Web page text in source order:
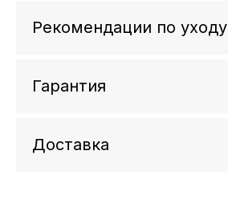
Рекомендации по уходу
Гарантия
Доставка